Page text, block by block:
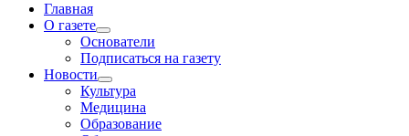
Главная
О газете
Основатели
Подписаться на газету
Новости
Культура
Медицина
Образование